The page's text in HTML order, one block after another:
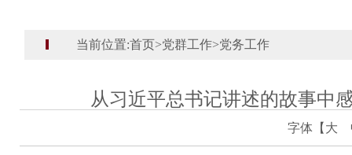
当前位置:首页>党群工作>党务工作
从习近平总书记讲述的故事中
字体【 大